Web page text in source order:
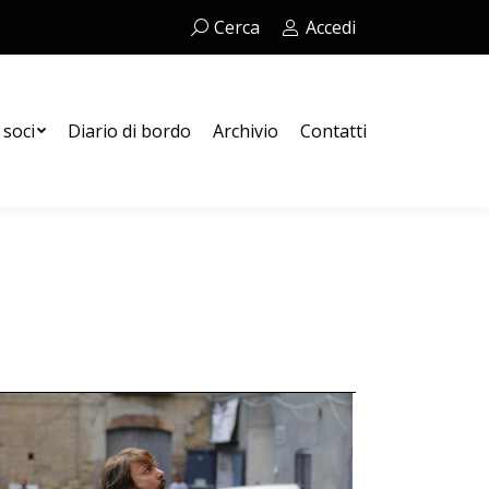
Cerca:Cerca Accedi
Diario di bordo Archivio Contatti
Contatti